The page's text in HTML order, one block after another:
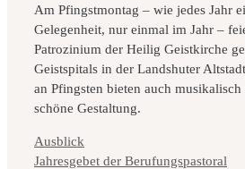
Am Pfingstmontag – wie jedes Jahr
Gelegenheit, nur einmal im Jahr –
Patrozinium der Heilig Geistkirche
Geistspitals in der Landshuter
an Pfingsten bieten auch musikalisch
schöne Gestaltung.
Kategorien
Ausblick
Jahresgebet der Berufungspastoral